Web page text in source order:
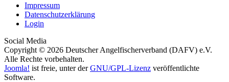
Impressum
Datenschutzerklärung
Login
Social Media
Copyright © 2026 Deutscher Angelfischerverband (DAFV) e.V.
Alle Rechte vorbehalten.
Joomla! ist freie, unter derGNU/GPL-Lizenz veröffentlichte
Software.